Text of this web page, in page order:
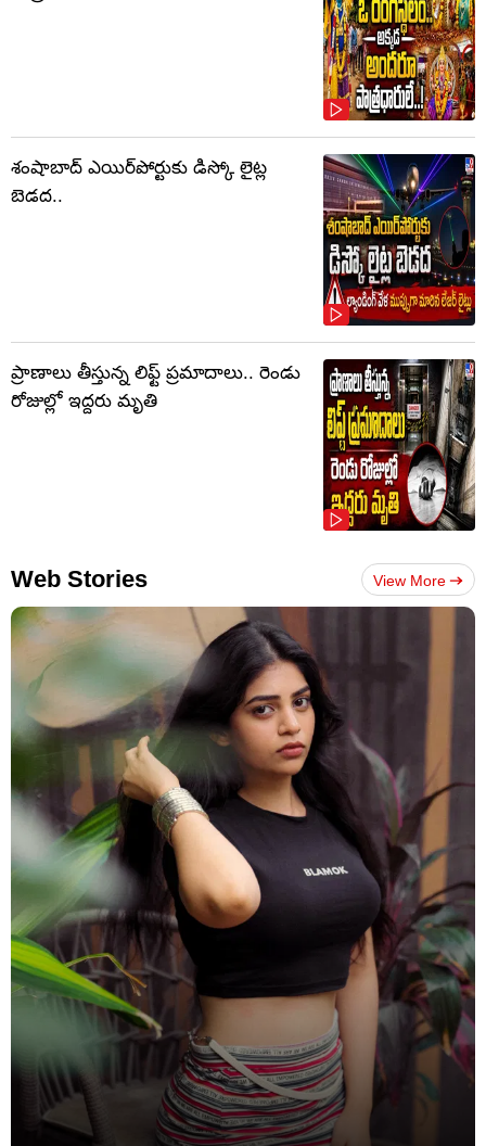
శంషాబాద్ ఎయిర్‌పోర్టుకు డిస్కో లైట్ల
బెడద..
ప్రాణాలు తీస్తున్న లిఫ్ట్‌ ప్రమాదాలు.. రెండు
రోజుల్లో ఇద్దరు మృతి
Web Stories View More